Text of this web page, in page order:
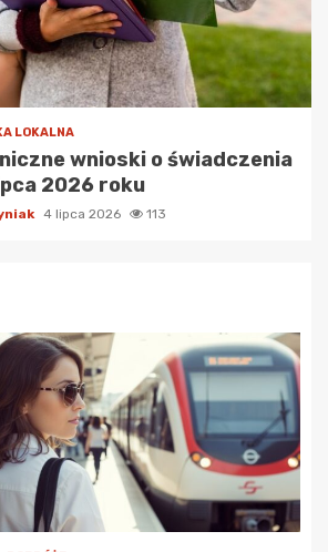
LOKALNA
wnioski o świadczenia
2026 roku
4 lipca 2026 113